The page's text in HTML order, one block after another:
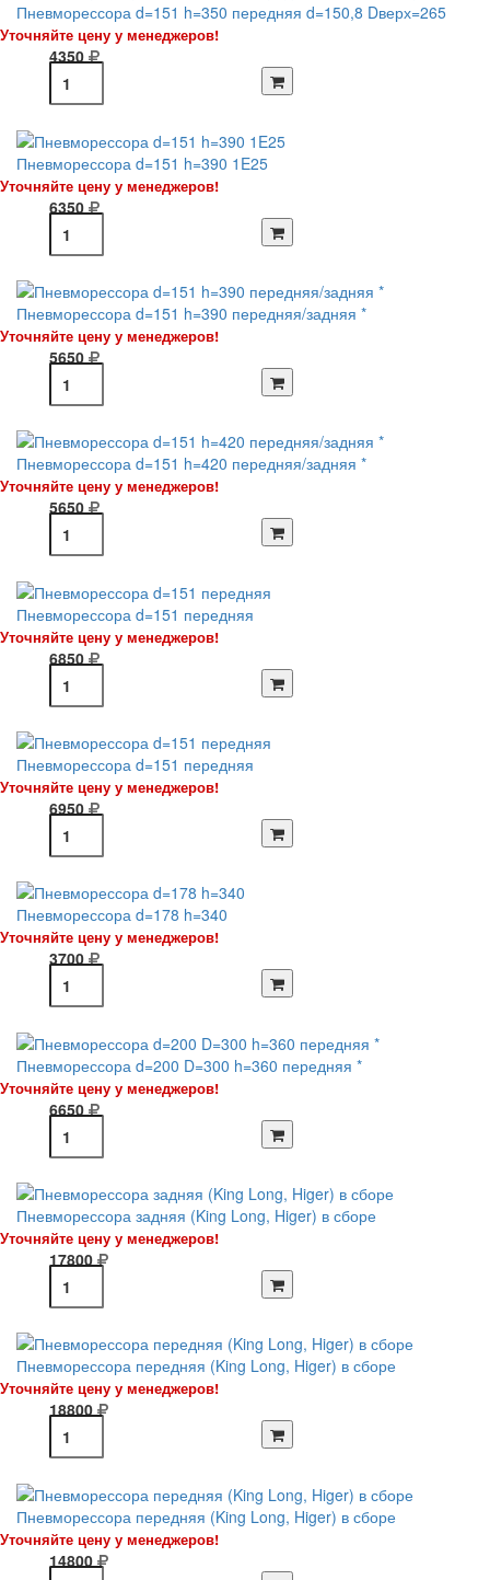
Пневморессора d=151 h=350 передняя d=150,8 Dверх=265
Уточняйте цену у менеджеров!
4350
Пневморессора d=151 h=390 1E25
Уточняйте цену у менеджеров!
6350
Пневморессора d=151 h=390 передняя/задняя *
Уточняйте цену у менеджеров!
5650
Пневморессора d=151 h=420 передняя/задняя *
Уточняйте цену у менеджеров!
5650
Пневморессора d=151 передняя
Уточняйте цену у менеджеров!
6850
Пневморессора d=151 передняя
Уточняйте цену у менеджеров!
6950
Пневморессора d=178 h=340
Уточняйте цену у менеджеров!
3700
Пневморессора d=200 D=300 h=360 передняя *
Уточняйте цену у менеджеров!
6650
Пневморессора задняя (King Long, Higer) в сборе
Уточняйте цену у менеджеров!
17800
Пневморессора передняя (King Long, Higer) в сборе
Уточняйте цену у менеджеров!
18800
Пневморессора передняя (King Long, Higer) в сборе
Уточняйте цену у менеджеров!
14800